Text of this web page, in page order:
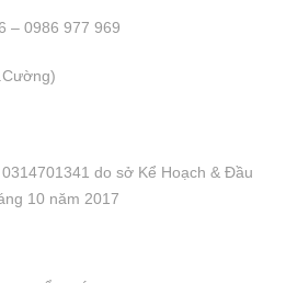
– 0986 977 969
do sở Kể Hoạch & Đầu
10 năm 2017